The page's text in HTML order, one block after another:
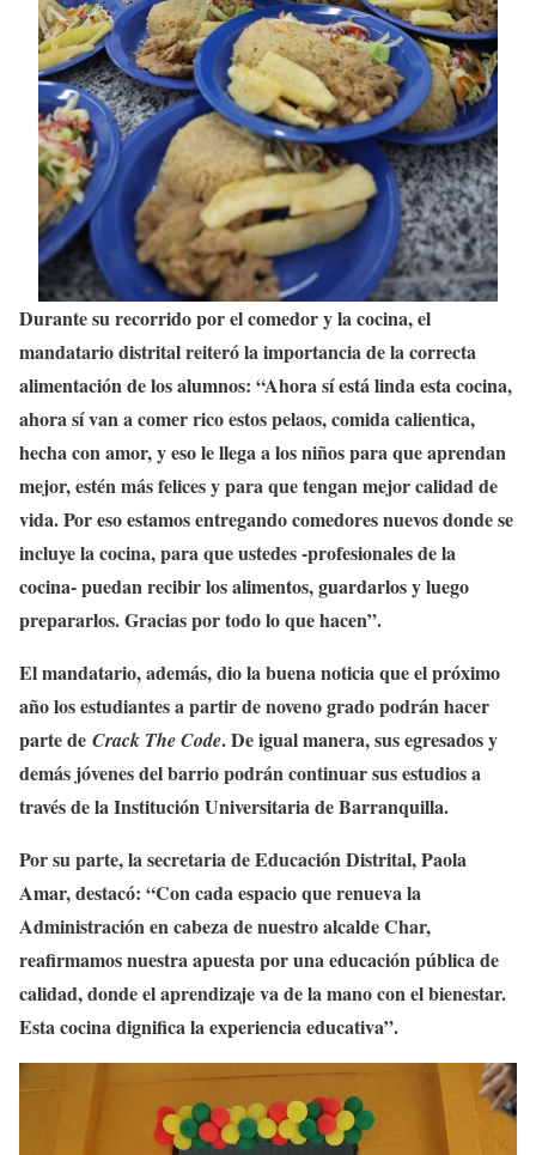
Durante su recorrido por el comedor y la cocina, el
mandatario distrital reiteró la importancia de la correcta
alimentación de los alumnos: “Ahora sí está linda esta cocina,
ahora sí van a comer rico estos pelaos, comida calientica,
hecha con amor, y eso le llega a los niños para que aprendan
mejor, estén más felices y para que tengan mejor calidad de
vida. Por eso estamos entregando comedores nuevos donde se
incluye la cocina, para que ustedes -profesionales de la
cocina- puedan recibir los alimentos, guardarlos y luego
prepararlos. Gracias por todo lo que hacen”.
El mandatario, además, dio la buena noticia que el próximo
año los estudiantes a partir de noveno grado podrán hacer
parte de Crack The Code. De igual manera, sus egresados y
demás jóvenes del barrio podrán continuar sus estudios a
través de la Institución Universitaria de Barranquilla.
Por su parte, la secretaria de Educación Distrital, Paola
Amar, destacó: “Con cada espacio que renueva la
Administración en cabeza de nuestro alcalde Char,
reafirmamos nuestra apuesta por una educación pública de
calidad, donde el aprendizaje va de la mano con el bienestar.
Esta cocina dignifica la experiencia educativa”.